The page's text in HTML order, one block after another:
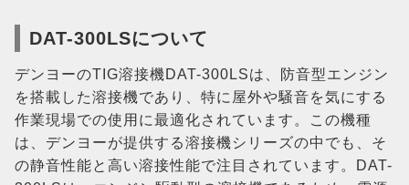
DAT-300LSについて
デンヨーのTIG溶接機DAT-300LSは、防音型エンジン
を搭載した溶接機であり、特に屋外や騒音を気にする
作業現場での使用に最適化されています。この機種
は、デンヨーが提供する溶接機シリーズの中でも、そ
の静音性能と高い溶接性能で注目されています。DAT-